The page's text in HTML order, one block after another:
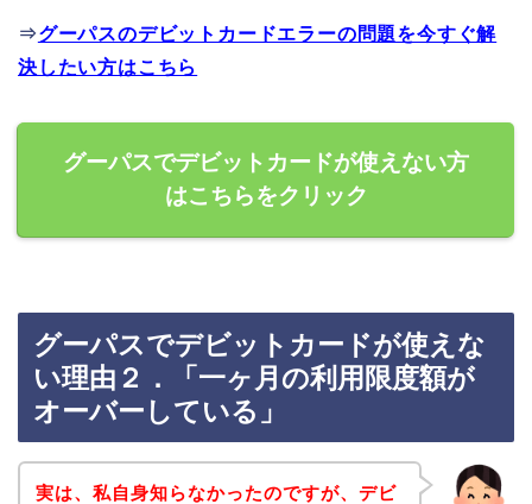
⇒グーパスのデビットカードエラーの問題を今すぐ解
決したい方はこちら
グーパスでデビットカードが使えない方
はこちらをクリック
グーパスでデビットカードが使えな
い理由２．「一ヶ月の利用限度額が
オーバーしている」
実は、私自身知らなかったのですが、デビ